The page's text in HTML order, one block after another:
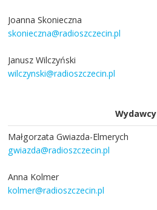
Joanna Skonieczna
skonieczna@radioszczecin.pl
Janusz Wilczyński
wilczynski@radioszczecin.pl
Wydawcy
Małgorzata Gwiazda-Elmerych
gwiazda@radioszczecin.pl
Anna Kolmer
kolmer@radioszczecin.pl